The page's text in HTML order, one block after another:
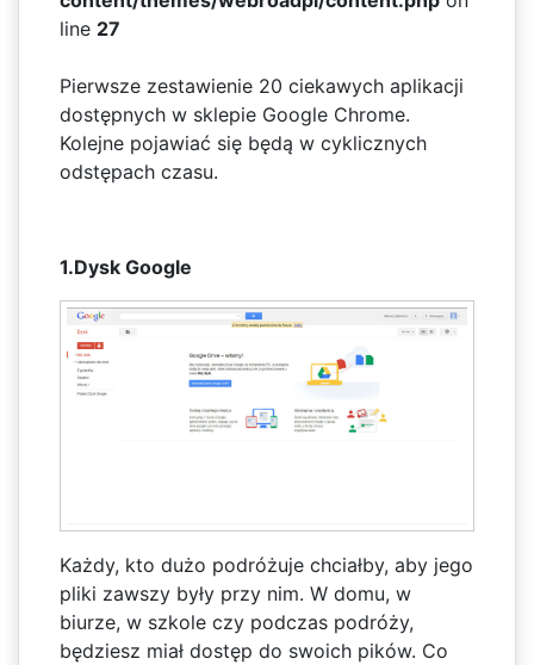
line 27
Pierwsze zestawienie 20 ciekawych aplikacji
dostępnych w sklepie Google Chrome.
Kolejne pojawiać się będą w cyklicznych
odstępach czasu.
1.Dysk Google
Każdy, kto dużo podróżuje chciałby, aby jego
pliki zawszy były przy nim. W domu, w
biurze, w szkole czy podczas podróży,
będziesz miał dostęp do swoich pików. Co